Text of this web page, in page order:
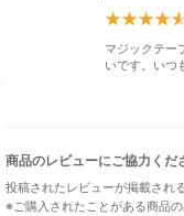
マジックテー
いです。いつ
商品のレビューにご協力くだ
投稿されたレビューが掲載され
※ご購入されたことがある商品